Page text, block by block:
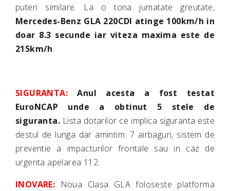
puteri similare. La o tona jumatate greutate,
Mercedes-Benz GLA 220CDI atinge 100km/h in
doar 8.3 secunde iar viteza maxima este de
215km/h.
SIGURANTA:
Anul acesta a fost testat
EuroNCAP unde a obtinut 5 stele de
siguranta. Lista dotarilor ce implica siguranta este
destul de lunga dar amintim: 7 airbaguri, sistem de
preventie a impacturilor frontale sau in caz de
urgenta apelarea 112.
INOVARE: Noua Clasa GLA foloseste platforma